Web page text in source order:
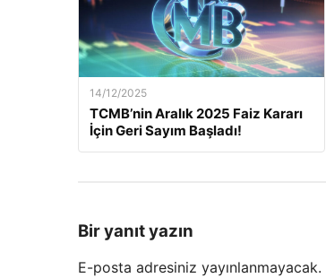
14/12/2025
TCMB’nin Aralık 2025 Faiz Kararı
İçin Geri Sayım Başladı!
Bir yanıt yazın
E-posta adresiniz yayınlanmayacak.